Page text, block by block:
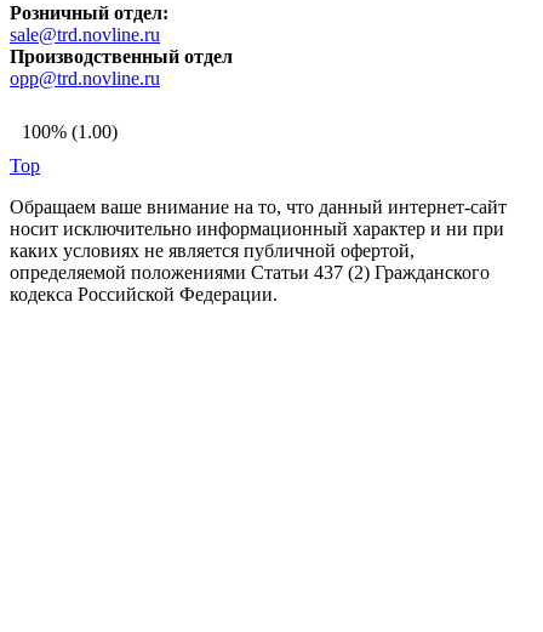
Розничный отдел:
sale@trd.novline.ru
Производственный отдел
opp@trd.novline.ru
100% (1.00)
Top
Обращаем ваше внимание на то, что данный интернет-сайт
носит исключительно информационный характер и ни при
каких условиях не является публичной офертой,
определяемой положениями Статьи 437 (2) Гражданского
кодекса Российской Федерации.